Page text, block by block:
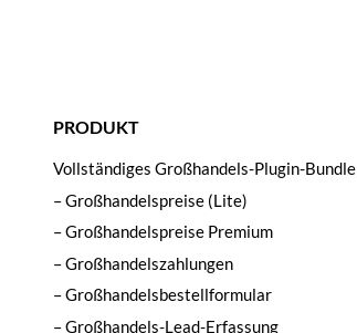
PRODUKT
Vollständiges Großhandels-Plugin-Bundle
– Großhandelspreise (Lite)
– Großhandelspreise Premium
– Großhandelszahlungen
– Großhandelsbestellformular
– Großhandels-Lead-Erfassung